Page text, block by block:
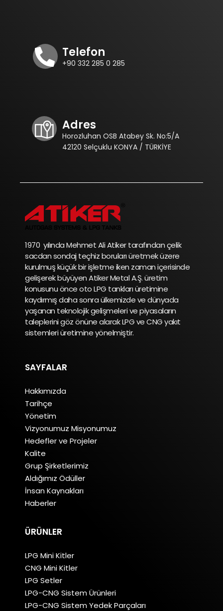
Telefon
+90 332 285 0 285
Adres
Horozluhan OSB Atabey Sk. No:5/A
42120 Selçuklu KONYA / TÜRKİYE
1970 yılında Mehmet Ali Atiker tarafından çelik
sacdan sondaj teçhiz boruları üretmek üzere
kurulmuş küçük bir işletme iken zaman içerisinde
gelişerek büyüyen Atiker Metal A.Ş. üretim
konusunu önce oto LPG tankları üretimine
kaydırmış daha sonra ülkemizde ve dünyada
yaşanan teknolojik gelişmeleri ve piyasaların
taleplerini göz önüne alarak LPG ve CNG yakıt
sistemleri üretimine yönelmiştir.
SAYFALAR
Hakkımızda
Tarihçe
Yönetim
Vizyonumuz Misyonumuz
Hedefler ve Projeler
Kalite
Grup Şirketlerimiz
Aldığımız Ödüller
İnsan Kaynakları
Haberler
ÜRÜNLER
LPG Mini Kitler
CNG Mini Kitler
LPG Setler
LPG-CNG Sistem Ürünleri
LPG-CNG Sistem Yedek Parçaları